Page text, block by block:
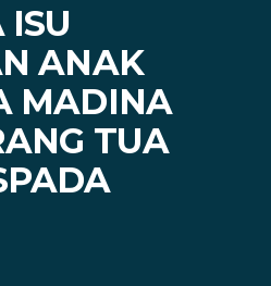
ISU
ANAK
MADINA
TUA